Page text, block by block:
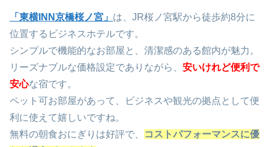
「東横INN京橋桜ノ宮」 は、JR桜ノ宮駅から徒歩約8分に
位置するビジネスホテルです。
シンプルで機能的なお部屋と、清潔感のある館内が魅力。
リーズナブルな価格設定でありながら、 安いけれど便利で
安心な宿です。
ペット可お部屋があって、ビジネスや観光の拠点として便
利に使えて嬉しいですね。
無料の朝食おにぎりは好評で、
コストパフォーマンスに優